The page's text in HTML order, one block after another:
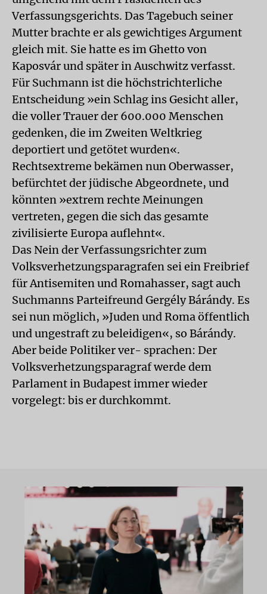
Verfassungsgerichts. Das Tagebuch seiner
Mutter brachte er als gewichtiges Argument
gleich mit. Sie hatte es im Ghetto von
Kaposvár und später in Auschwitz verfasst.
Für Suchmann ist die höchstrichterliche
Entscheidung »ein Schlag ins Gesicht aller,
die voller Trauer der 600.000 Menschen
gedenken, die im Zweiten Weltkrieg
deportiert und getötet wurden«.
Rechtsextreme bekämen nun Oberwasser,
befürchtet der jüdische Abgeordnete, und
könnten »extrem rechte Meinungen
vertreten, gegen die sich das gesamte
zivilisierte Europa auflehnt«.
Das Nein der Verfassungsrichter zum
Volksverhetzungsparagrafen sei ein Freibrief
für Antisemiten und Romahasser, sagt auch
Suchmanns Parteifreund Gergély Bárándy. Es
sei nun möglich, »Juden und Roma öffentlich
und ungestraft zu beleidigen«, so Bárándy.
Aber beide Politiker ver- sprachen: Der
Volksverhetzungsparagraf werde dem
Parlament in Budapest immer wieder
vorgelegt: bis er durchkommt.